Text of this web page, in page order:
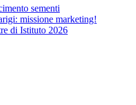
sementi
missione marketing!
di Istituto 2026